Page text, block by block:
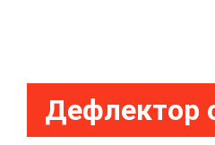
Дефлектор